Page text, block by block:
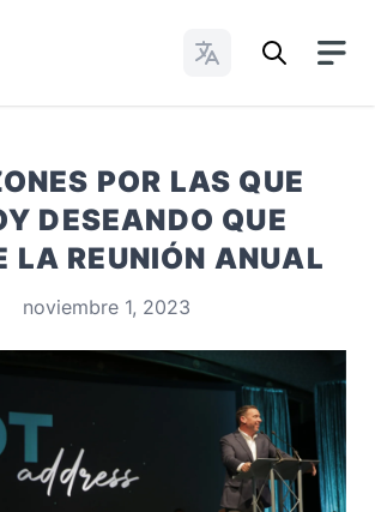
Cambiar idioma
POR LAS QUE
DESEANDO QUE
LA REUNIÓN ANUAL
noviembre 1, 2023